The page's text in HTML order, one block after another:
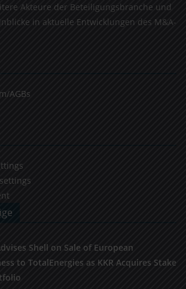
Akteure der Beteiligungsbranche und
in aktuelle Entwicklungen des M&A-
AGBs
Shell on Sale of European
to TotalEnergies as KKR Acquires Stake